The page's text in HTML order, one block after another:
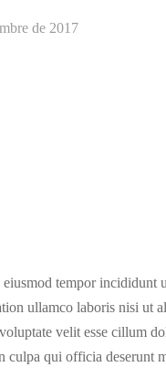
de 2017
tempor incididunt
ullamco laboris nisi ut
velit esse cillum
culpa qui officia deserunt